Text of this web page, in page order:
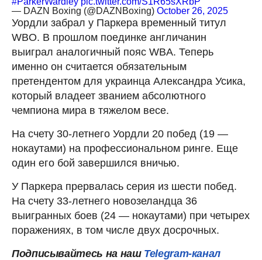
— DAZN Boxing (@DAZNBoxing) October 26, 2025
Уордли забрал у Паркера временный титул
WBO. В прошлом поединке англичанин
выиграл аналогичный пояс WBA. Теперь
именно он считается обязательным
претендентом для украинца Александра Усика,
который владеет званием абсолютного
чемпиона мира в тяжелом весе.
На счету 30-летнего Уордли 20 побед (19 —
нокаутами) на профессиональном ринге. Еще
один его бой завершился вничью.
У Паркера прервалась серия из шести побед.
На счету 33-летнего новозеландца 36
выигранных боев (24 — нокаутами) при четырех
поражениях, в том числе двух досрочных.
Подписывайтесь на наш Telegram-канал